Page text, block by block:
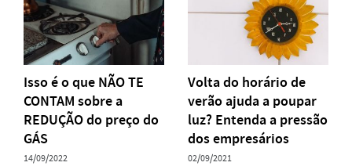
Isso é o que NÃO TE
CONTAM sobre a
REDUÇÃO do preço do
GÁS
14/09/2022
Volta do horário de
verão ajuda a poupar
luz? Entenda a pressão
dos empresários
02/09/2021